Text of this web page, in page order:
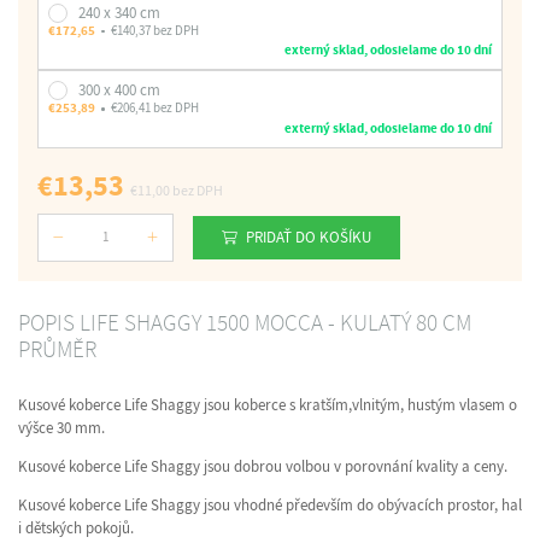
240 x 340 cm
€172,65
€140,37 bez DPH
externý sklad, odosielame do 10 dní
300 x 400 cm
€253,89
€206,41 bez DPH
externý sklad, odosielame do 10 dní
€13,53 €11,00 bez DPH
Počet PRIDAŤ DO KOŠÍKU
POPIS LIFE SHAGGY 1500 MOCCA - KULATÝ 80 CM
PRŮMĚR
Kusové koberce Life Shaggy jsou koberce s kratším,vlnitým, hustým vlasem o
výšce 30 mm.
Kusové koberce Life Shaggy jsou dobrou volbou v porovnání kvality a ceny.
Kusové koberce Life Shaggy jsou vhodné především do obývacích prostor, hal
i dětských pokojů.